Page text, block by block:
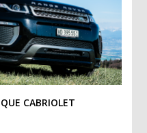
CABRIOLET